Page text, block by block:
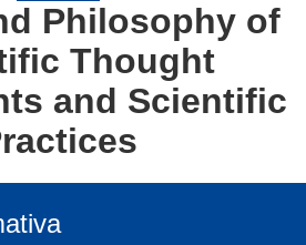
Philosophy of
Thought
and Scientific